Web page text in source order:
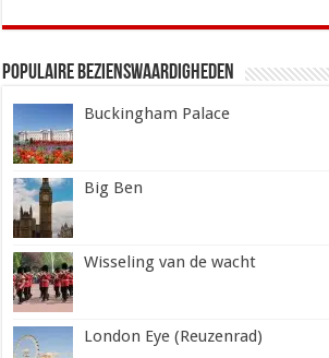
Populaire Bezienswaardigheden
Buckingham Palace
Big Ben
Wisseling van de wacht
London Eye (Reuzenrad)